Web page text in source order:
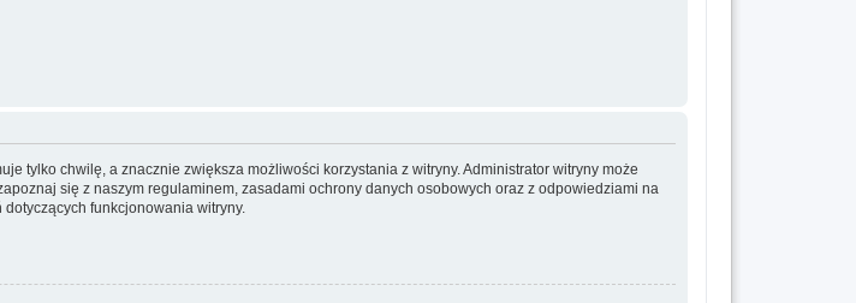
tylko chwilę, a znacznie zwiększa możliwości korzystania z witryny. Administrator witryny może
się z naszym regulaminem, zasadami ochrony danych osobowych oraz z odpowiedziami na
funkcjonowania witryny.